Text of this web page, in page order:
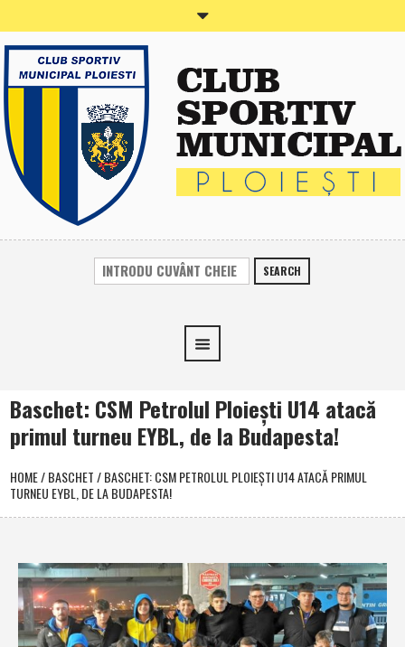
SEARCH
Baschet: CSM Petrolul Ploieşti U14 atacă
primul turneu EYBL, de la Budapesta!
HOME/BASCHET/BASCHET: CSM PETROLUL PLOIEŞTI U14 ATACĂ PRIMUL
TURNEU EYBL, DE LA BUDAPESTA!